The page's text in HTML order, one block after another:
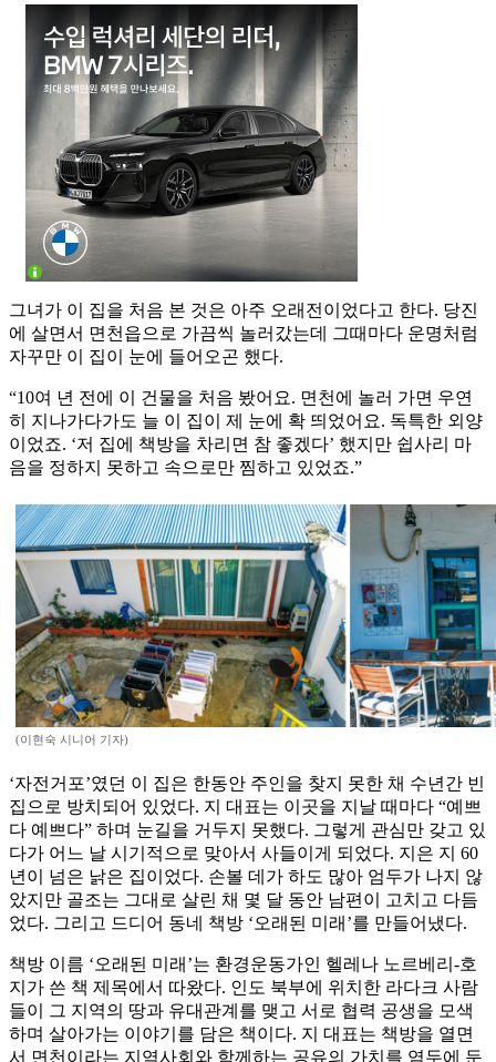
그녀가 이 집을 처음 본 것은 아주 오래전이었다고 한다. 당진
에 살면서 면천읍으로 가끔씩 놀러갔는데 그때마다 운명처럼
자꾸만 이 집이 눈에 들어오곤 했다.
“10여 년 전에 이 건물을 처음 봤어요. 면천에 놀러 가면 우연
히 지나가다가도 늘 이 집이 제 눈에 확 띄었어요. 독특한 외양
이었죠. ‘저 집에 책방을 차리면 참 좋겠다’ 했지만 쉽사리 마
음을 정하지 못하고 속으로만 찜하고 있었죠.”
(이현숙 시니어 기자)
‘자전거포’였던 이 집은 한동안 주인을 찾지 못한 채 수년간 빈
집으로 방치되어 있었다. 지 대표는 이곳을 지날 때마다 “예쁘
다 예쁘다” 하며 눈길을 거두지 못했다. 그렇게 관심만 갖고 있
다가 어느 날 시기적으로 맞아서 사들이게 되었다. 지은 지 60
년이 넘은 낡은 집이었다. 손볼 데가 하도 많아 엄두가 나지 않
았지만 골조는 그대로 살린 채 몇 달 동안 남편이 고치고 다듬
었다. 그리고 드디어 동네 책방 ‘오래된 미래’를 만들어냈다.
책방 이름 ‘오래된 미래’는 환경운동가인 헬레나 노르베리-호
지가 쓴 책 제목에서 따왔다. 인도 북부에 위치한 라다크 사람
들이 그 지역의 땅과 유대관계를 맺고 서로 협력 공생을 모색
하며 살아가는 이야기를 담은 책이다. 지 대표는 책방을 열면
서 면천이라는 지역사회와 함께하는 공유의 가치를 염두에 둔